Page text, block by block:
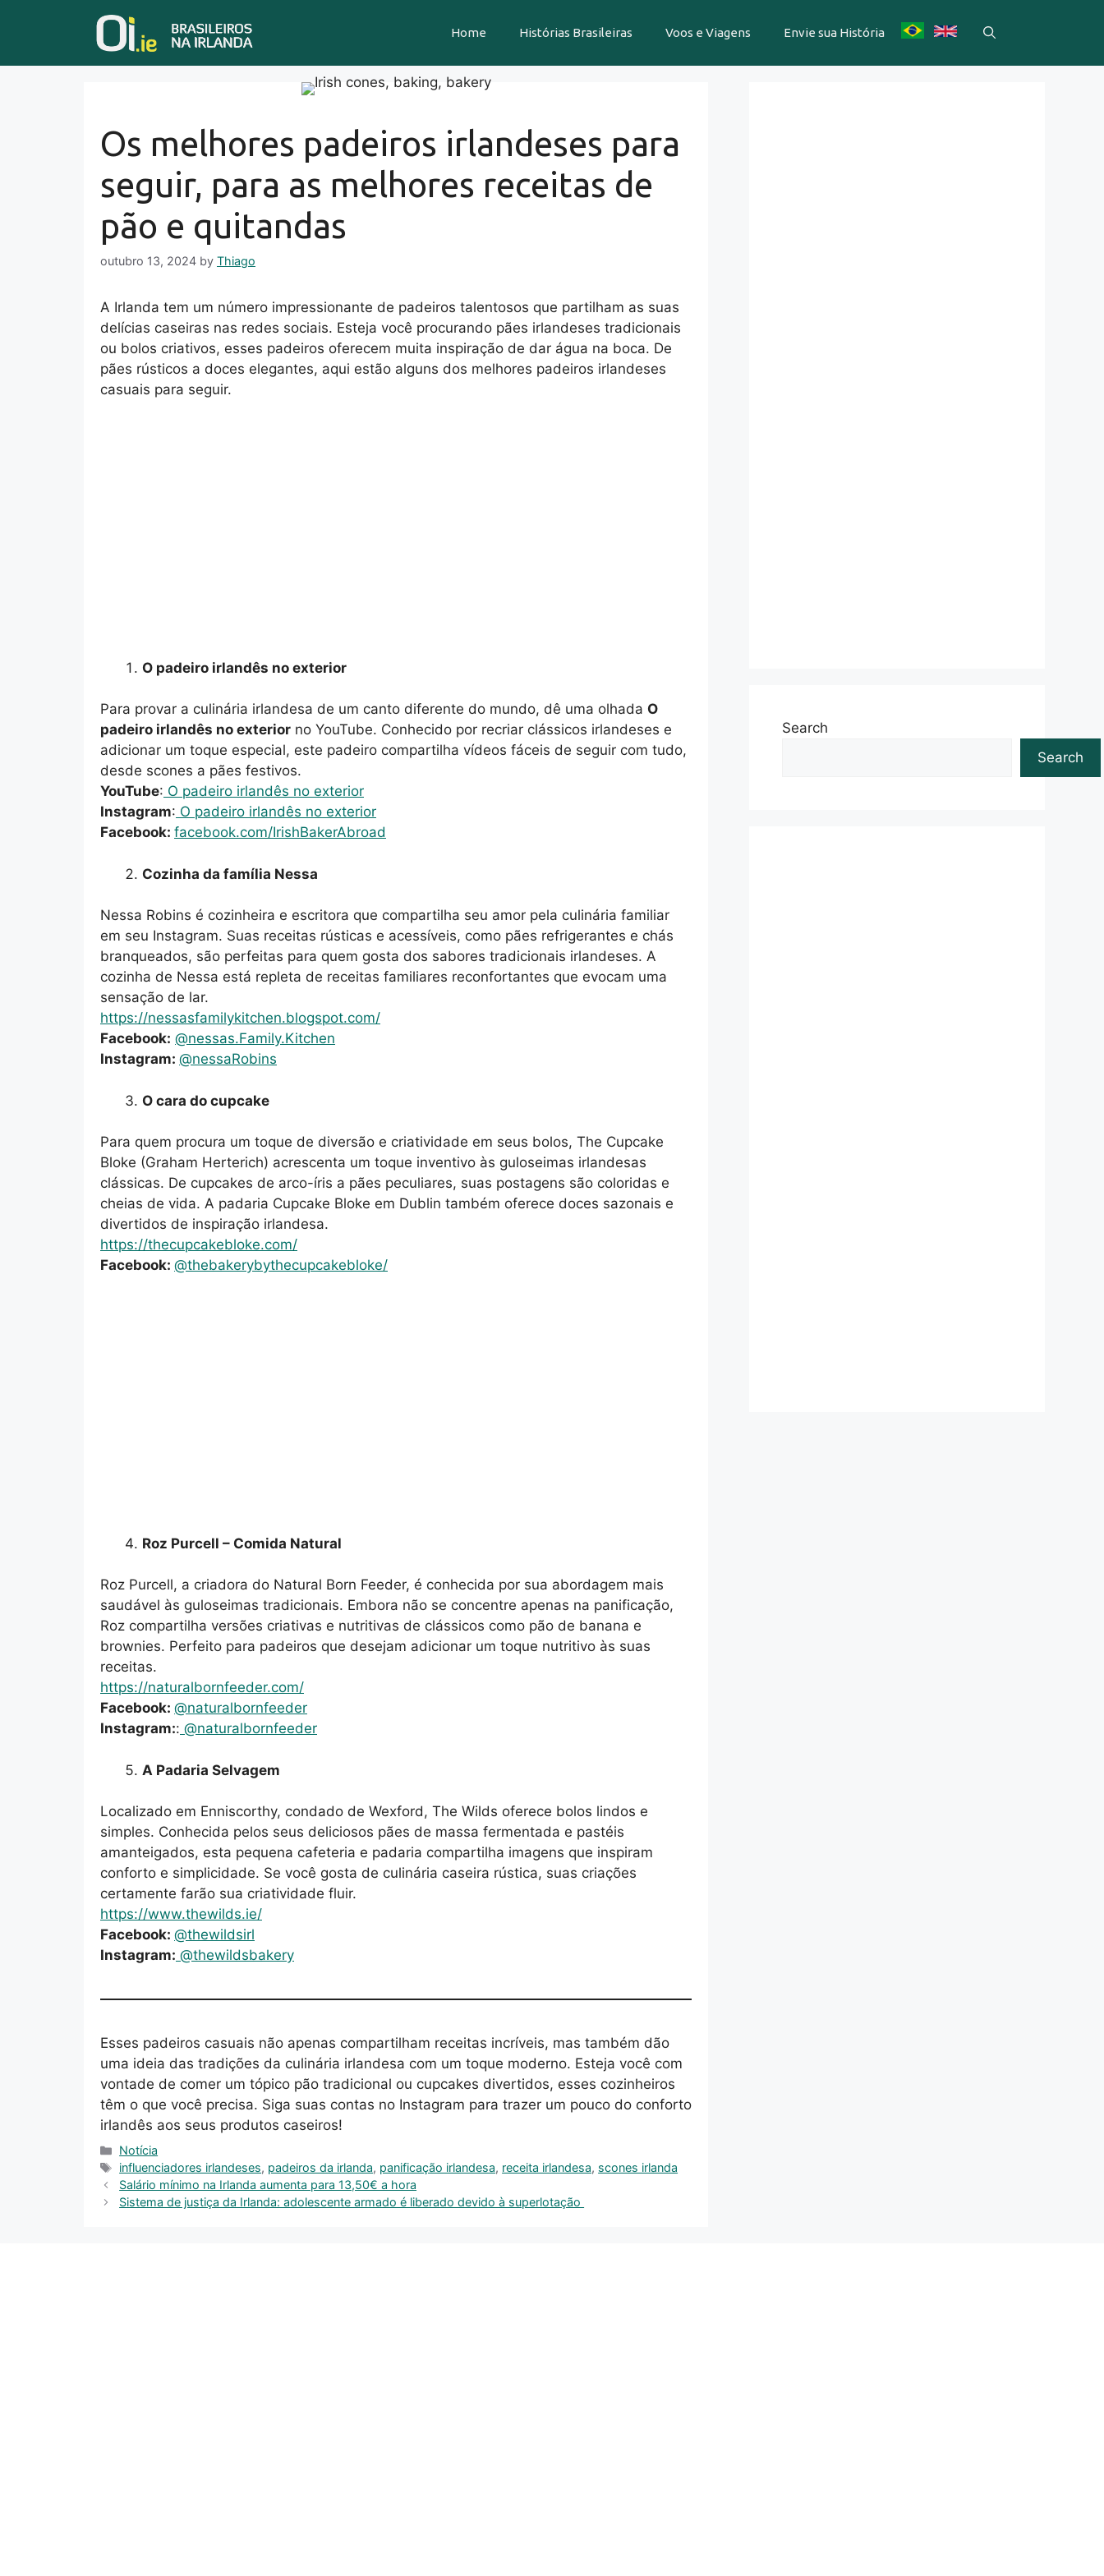
Home Histórias Brasileiras Voos e Viagens Envie sua História
Os melhores padeiros irlandeses para
seguir, para as melhores receitas de
pão e quitandas
outubro 13, 2024 by Thiago
A Irlanda tem um número impressionante de padeiros talentosos que partilham as suas
delícias caseiras nas redes sociais. Esteja você procurando pães irlandeses tradicionais
ou bolos criativos, esses padeiros oferecem muita inspiração de dar água na boca. De
pães rústicos a doces elegantes, aqui estão alguns dos melhores padeiros irlandeses
casuais para seguir.
O padeiro irlandês no exterior
Para provar a culinária irlandesa de um canto diferente do mundo, dê uma olhada O
padeiro irlandês no exterior no YouTube. Conhecido por recriar clássicos irlandeses e
adicionar um toque especial, este padeiro compartilha vídeos fáceis de seguir com tudo,
desde scones a pães festivos.
YouTube: O padeiro irlandês no exterior
Instagram: O padeiro irlandês no exterior
Facebook: facebook.com/IrishBakerAbroad
Cozinha da família Nessa
Nessa Robins é cozinheira e escritora que compartilha seu amor pela culinária familiar
em seu Instagram. Suas receitas rústicas e acessíveis, como pães refrigerantes e chás
branqueados, são perfeitas para quem gosta dos sabores tradicionais irlandeses. A
cozinha de Nessa está repleta de receitas familiares reconfortantes que evocam uma
sensação de lar.
https://nessasfamilykitchen.blogspot.com/
Facebook: @nessas.Family.Kitchen
Instagram: @nessaRobins
O cara do cupcake
Para quem procura um toque de diversão e criatividade em seus bolos, The Cupcake
Bloke (Graham Herterich) acrescenta um toque inventivo às guloseimas irlandesas
clássicas. De cupcakes de arco-íris a pães peculiares, suas postagens são coloridas e
cheias de vida. A padaria Cupcake Bloke em Dublin também oferece doces sazonais e
divertidos de inspiração irlandesa.
https://thecupcakebloke.com/
Facebook: @thebakerybythecupcakebloke/
Roz Purcell – Comida Natural
Roz Purcell, a criadora do Natural Born Feeder, é conhecida por sua abordagem mais
saudável às guloseimas tradicionais. Embora não se concentre apenas na panificação,
Roz compartilha versões criativas e nutritivas de clássicos como pão de banana e
brownies. Perfeito para padeiros que desejam adicionar um toque nutritivo às suas
receitas.
https://naturalbornfeeder.com/
Facebook: @naturalbornfeeder
Instagram:: @naturalbornfeeder
A Padaria Selvagem
Localizado em Enniscorthy, condado de Wexford, The Wilds oferece bolos lindos e
simples. Conhecida pelos seus deliciosos pães de massa fermentada e pastéis
amanteigados, esta pequena cafeteria e padaria compartilha imagens que inspiram
conforto e simplicidade. Se você gosta de culinária caseira rústica, suas criações
certamente farão sua criatividade fluir.
https://www.thewilds.ie/
Facebook: @thewildsirl
Instagram: @thewildsbakery
Esses padeiros casuais não apenas compartilham receitas incríveis, mas também dão
uma ideia das tradições da culinária irlandesa com um toque moderno. Esteja você com
vontade de comer um tópico pão tradicional ou cupcakes divertidos, esses cozinheiros
têm o que você precisa. Siga suas contas no Instagram para trazer um pouco do conforto
irlandês aos seus produtos caseiros!
Categories
Notícia
Tags
influenciadores irlandeses, padeiros da irlanda, panificação irlandesa, receita irlandesa, scones irlanda
Salário mínimo na Irlanda aumenta para 13,50€ a hora
Sistema de justiça da Irlanda: adolescente armado é liberado devido à superlotação
Search
Search